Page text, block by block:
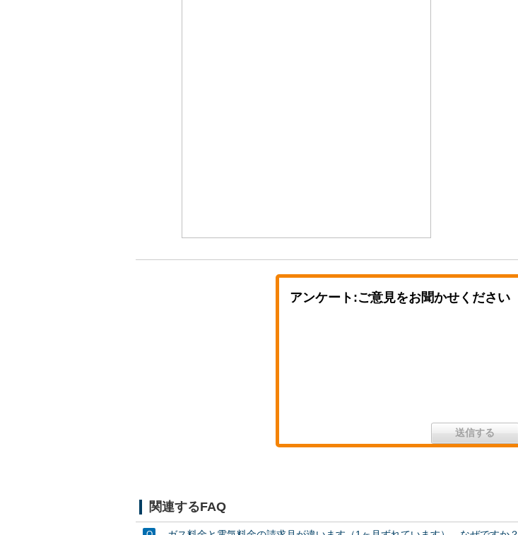
アンケート:ご意見をお聞かせください
関連するFAQ